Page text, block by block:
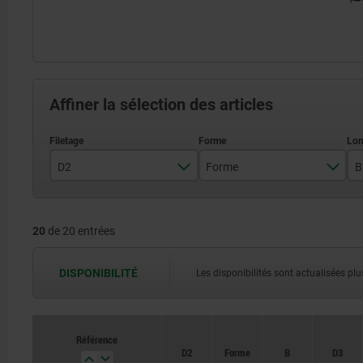
Affiner la sélection des articles
D2
M4
Forme B
20 de 20 entrées
DISPONIBILITÉ Les disponibilités sont actualisées
Référence
D2
Forme B D3